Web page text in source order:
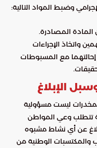
وضبط المواد التالية:
واتخاذ الإجراءات
إحالتهما مع المسبوطات
الإبلاغ
ليست مسؤولية
تتطلب وعي المواطن
عن أي نشاط مشبوه
والمكتسبات الوطنية من